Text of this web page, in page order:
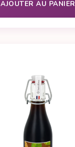
AJOUTER AU PANIER